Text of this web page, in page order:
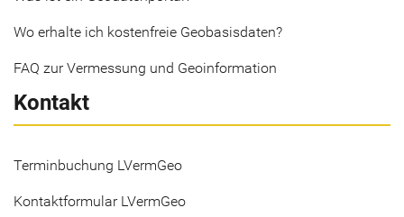
Wo erhalte ich kostenfreie Geobasisdaten?
FAQ zur Vermessung und Geoinformation
Kontakt
Terminbuchung LVermGeo
Kontaktformular LVermGeo